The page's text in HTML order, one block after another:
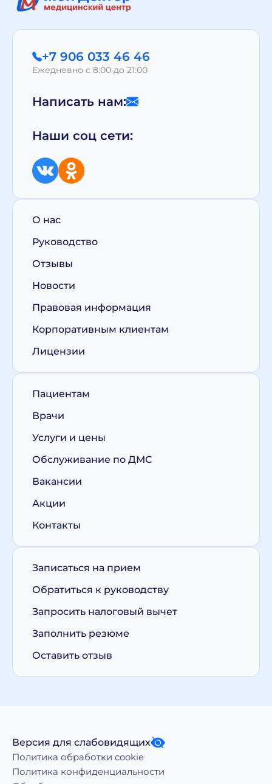
+7 906 033 46 46
Ежедневно с 8:00 до 21:00
Написать нам:
Наши соц сети:
О нас
Руководство
Отзывы
Новости
Правовая информация
Корпоративным клиентам
Лицензии
Пациентам
Врачи
Услуги и цены
Обслуживание по ДМС
Вакансии
Акции
Контакты
Записаться на прием
Обратиться к руководству
Запросить налоговый вычет
Заполнить резюме
Оставить отзыв
Версия для слабовидящих
Политика обработки cookie
Политика конфиденциальности